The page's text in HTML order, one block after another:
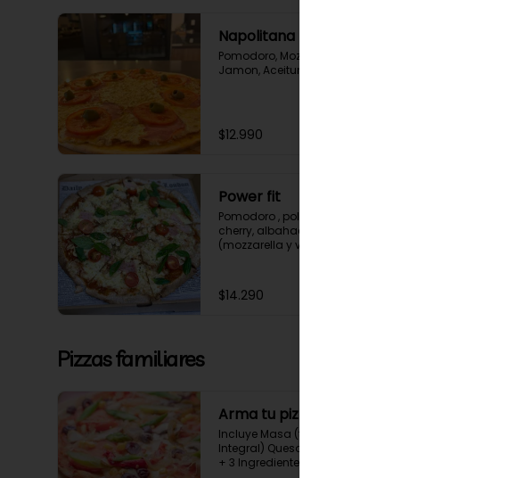
Napolitana
Pomodoro, Mozzarella, Tomate,
Jamon, Aceitunas negras.
$12.990
Power fit
Pomodoro , pollo, jamón, tomate
cherry, albahaca, mix quesos
(mozzarella y vegetal).
$14.290
Pizzas familiares
Arma tu pizza
Incluye Masa (tradicional o
Integral) Queso base, Pomodoro
+ 3 Ingredientes a elección.